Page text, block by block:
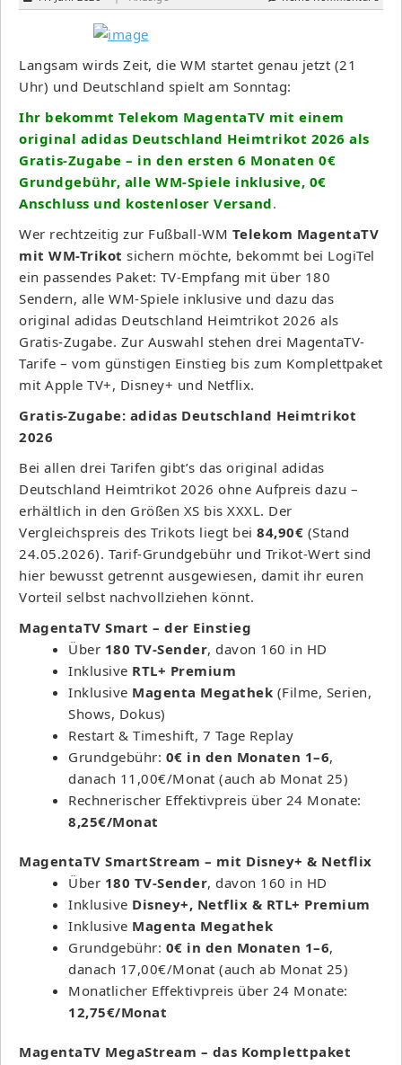
Langsam wirds Zeit, die WM startet genau jetzt (21
Uhr) und Deutschland spielt am Sonntag:
Ihr bekommt Telekom MagentaTV mit einem
original adidas Deutschland Heimtrikot 2026 als
Gratis-Zugabe – in den ersten 6 Monaten 0€
Grundgebühr, alle WM-Spiele inklusive, 0€
Anschluss und kostenloser Versand.
Wer rechtzeitig zur Fußball-WM Telekom MagentaTV
mit WM-Trikot sichern möchte, bekommt bei LogiTel
ein passendes Paket: TV-Empfang mit über 180
Sendern, alle WM-Spiele inklusive und dazu das
original adidas Deutschland Heimtrikot 2026 als
Gratis-Zugabe. Zur Auswahl stehen drei MagentaTV-
Tarife – vom günstigen Einstieg bis zum Komplettpaket
mit Apple TV+, Disney+ und Netflix.
Gratis-Zugabe: adidas Deutschland Heimtrikot
2026
Bei allen drei Tarifen gibt’s das original adidas
Deutschland Heimtrikot 2026 ohne Aufpreis dazu –
erhältlich in den Größen XS bis XXXL. Der
Vergleichspreis des Trikots liegt bei 84,90€ (Stand
24.05.2026). Tarif-Grundgebühr und Trikot-Wert sind
hier bewusst getrennt ausgewiesen, damit ihr euren
Vorteil selbst nachvollziehen könnt.
MagentaTV Smart – der Einstieg
Über 180 TV-Sender, davon 160 in HD
Inklusive RTL+ Premium
Inklusive Magenta Megathek (Filme, Serien,
Shows, Dokus)
Restart & Timeshift, 7 Tage Replay
Grundgebühr: 0€ in den Monaten 1–6,
danach 11,00€/Monat (auch ab Monat 25)
Rechnerischer Effektivpreis über 24 Monate:
8,25€/Monat
MagentaTV SmartStream – mit Disney+ & Netflix
Über 180 TV-Sender, davon 160 in HD
Inklusive Disney+, Netflix & RTL+ Premium
Inklusive Magenta Megathek
Grundgebühr: 0€ in den Monaten 1–6,
danach 17,00€/Monat (auch ab Monat 25)
Monatlicher Effektivpreis über 24 Monate:
12,75€/Monat
MagentaTV MegaStream – das Komplettpaket